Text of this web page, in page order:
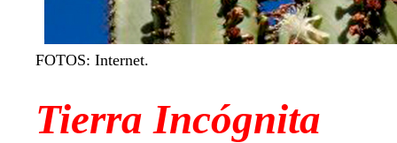
FOTOS: Internet.
Tierra Incógnita